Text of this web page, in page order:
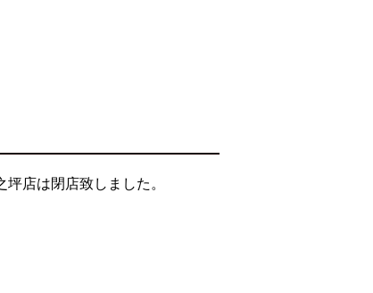
店は閉店致しました。